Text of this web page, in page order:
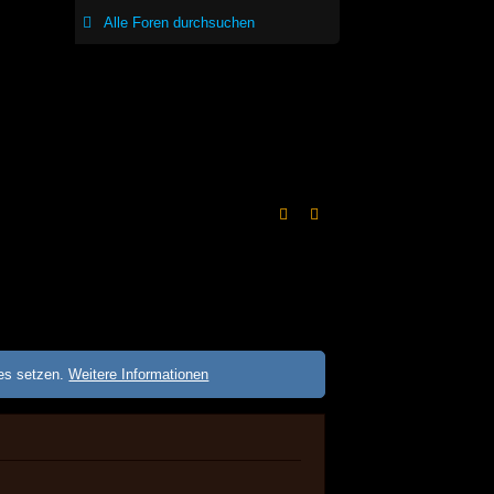
setzen.Weitere Informationen